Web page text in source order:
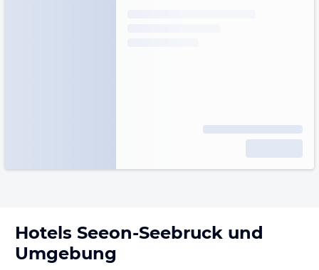
Hotels Seeon-Seebruck und
Umgebung